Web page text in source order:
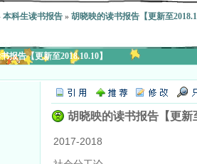
本科生读书报告 » 胡晓映的读书报告【更新至
报告【更新至2018.10.10】
胡晓映的读书报告【更新
2017-2018